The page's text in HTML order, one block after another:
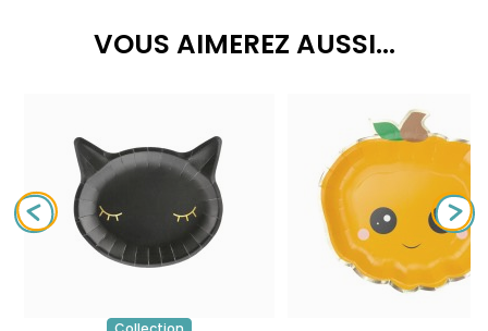
VOUS AIMEREZ AUSSI...